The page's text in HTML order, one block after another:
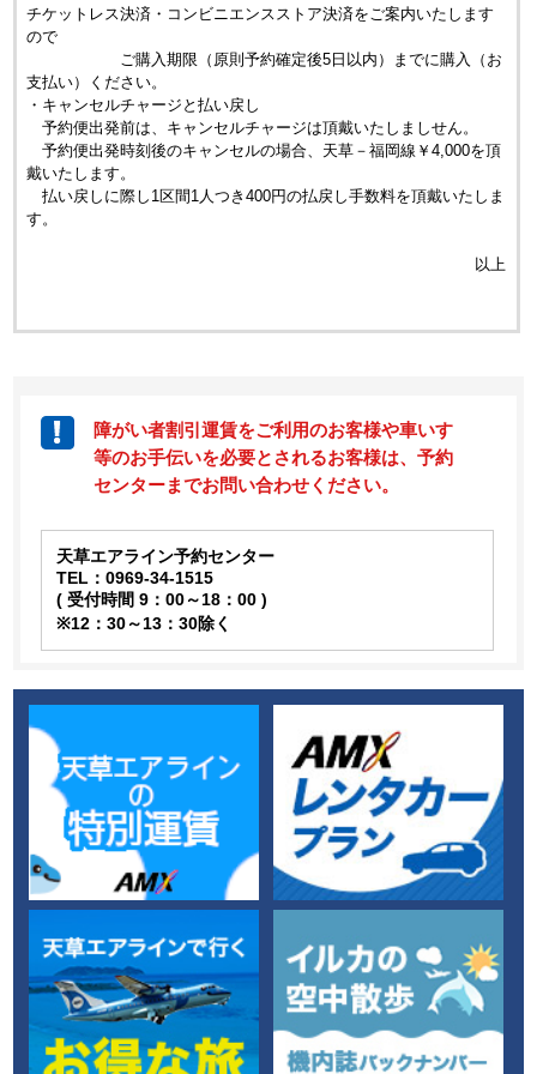
チケットレス決済・コンビニエンスストア決済をご案内いたします
ので
ご購入期限（原則予約確定後5日以内）までに購入（お
支払い）ください。
・キャンセルチャージと払い戻し
予約便出発前は、キャンセルチャージは頂戴いたしましせん。
予約便出発時刻後のキャンセルの場合、天草－福岡線￥4,000を頂
戴いたします。
払い戻しに際し1区間1人つき400円の払戻し手数料を頂戴いたしま
す。
以上
障がい者割引運賃をご利用のお客様や車いす
等のお手伝いを必要とされるお客様は、予約
センターまでお問い合わせください。
天草エアライン予約センター
TEL：0969-34-1515
( 受付時間 9：00～18：00 )
※12：30～13：30除く